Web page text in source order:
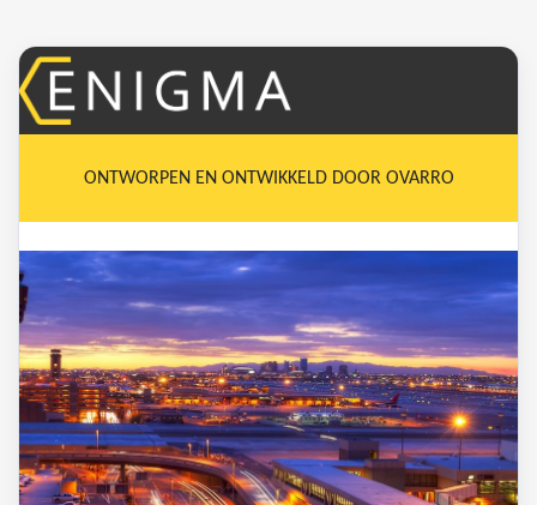
ONTWORPEN EN ONTWIKKELD DOOR OVARRO